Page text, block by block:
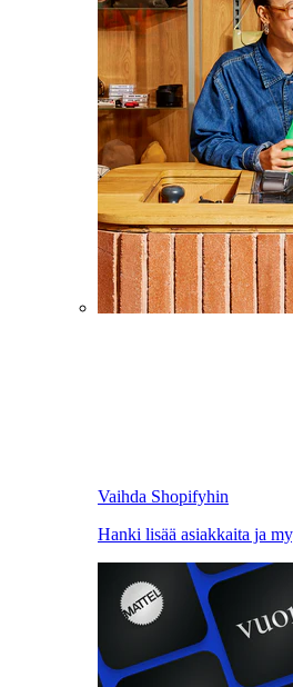
Vaihda Shopifyhin
Hanki lisää asiakkaita ja